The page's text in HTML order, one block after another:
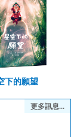
下的願望
更多訊息...